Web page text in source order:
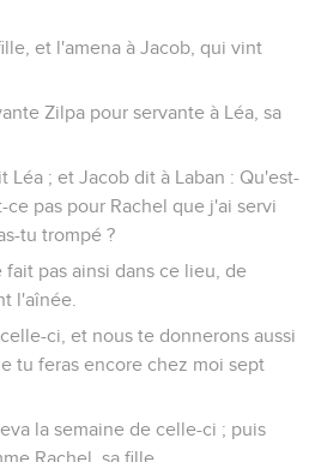
et l'amena à Jacob, qui vint
Zilpa pour servante à Léa, sa
Léa ; et Jacob dit à Laban : Qu'est-
ce pas pour Rachel que j'ai servi
tu trompé ?
fait pas ainsi dans ce lieu, de
l'aînée.
ci, et nous te donnerons aussi
tu feras encore chez moi sept
la semaine de celle-ci ; puis
Rachel, sa fille.